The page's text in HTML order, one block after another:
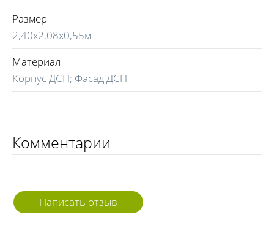
Размер
2,40х2,08х0,55м
Материал
Корпус ДСП; Фасад ДСП
Комментарии
Написать отзыв